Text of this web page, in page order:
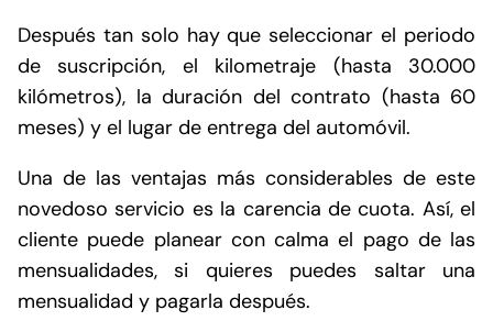
Después tan solo hay que seleccionar el periodo
de suscripción, el kilometraje (hasta 30.000
kilómetros), la duración del contrato (hasta 60
meses) y el lugar de entrega del automóvil.
Una de las ventajas más considerables de este
novedoso servicio es la carencia de cuota. Así, el
cliente puede planear con calma el pago de las
mensualidades, si quieres puedes saltar una
mensualidad y pagarla después.